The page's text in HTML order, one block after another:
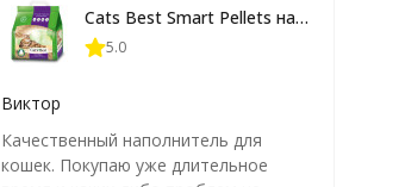
Cats Best Smart Pellets наполнитель древесный комкующийся для кошачьих туалетов - 10 л (5 кг)
5.0
Виктор
Качественный наполнитель для
кошек. Покупаю уже длительное